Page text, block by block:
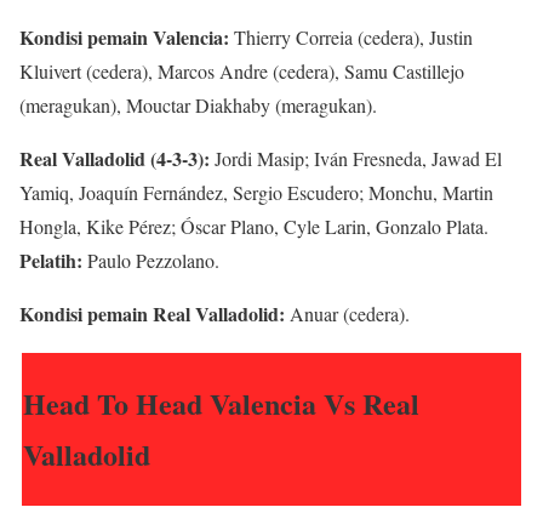
Kondisi pemain Valencia: Thierry Correia (cedera), Justin
Kluivert (cedera), Marcos Andre (cedera), Samu Castillejo
(meragukan), Mouctar Diakhaby (meragukan).
Real Valladolid (4-3-3): Jordi Masip; Iván Fresneda, Jawad El
Yamiq, Joaquín Fernández, Sergio Escudero; Monchu, Martin
Hongla, Kike Pérez; Óscar Plano, Cyle Larin, Gonzalo Plata.
Pelatih: Paulo Pezzolano.
Kondisi pemain Real Valladolid: Anuar (cedera).
Head To Head Valencia Vs Real
Valladolid